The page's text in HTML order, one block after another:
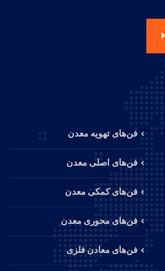
فن‌های تهویه معدن
فن‌های اصلی معدن
فن‌های کمکی معدن
فن‌های محوری معدن
فن‌های معادن فلزی